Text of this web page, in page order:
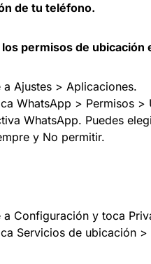
de tu teléfono.
permisos de ubicación
a Ajustes > Aplicaciones.
WhatsApp > Permisos >
WhatsApp. Puedes
y No permitir.
a Configuración y toca
Servicios de ubicación